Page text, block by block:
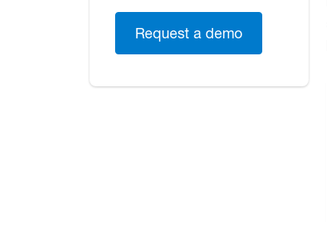
Request a demo